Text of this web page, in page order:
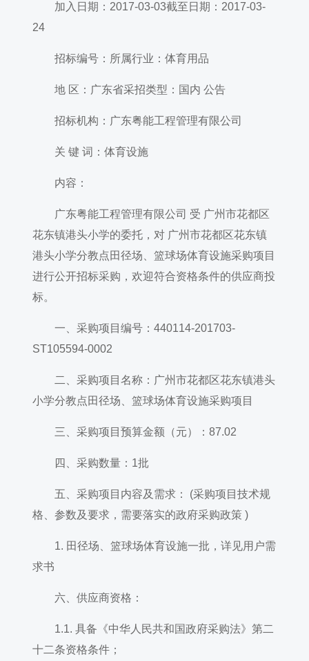
加入日期：2017-03-03截至日期：2017-03-
24
招标编号：所属行业：体育用品
地 区：广东省采招类型：国内 公告
招标机构：广东粤能工程管理有限公司
关 键 词：体育设施
内容：
广东粤能工程管理有限公司 受 广州市花都区
花东镇港头小学的委托，对 广州市花都区花东镇
港头小学分教点田径场、篮球场体育设施采购项目
进行公开招标采购，欢迎符合资格条件的供应商投
标。
一、采购项目编号：440114-201703-
ST105594-0002
二、采购项目名称：广州市花都区花东镇港头
小学分教点田径场、篮球场体育设施采购项目
三、采购项目预算金额（元）：87.02
四、采购数量：1批
五、采购项目内容及需求： (采购项目技术规
格、参数及要求，需要落实的政府采购政策 )
1. 田径场、篮球场体育设施一批，详见用户需
求书
六、供应商资格：
1.1. 具备《中华人民共和国政府采购法》第二
十二条资格条件；